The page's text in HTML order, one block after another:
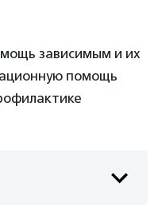
зависимым и их
помощь